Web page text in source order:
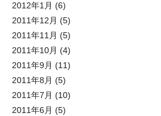
2012年1月 (6)
2011年12月 (5)
2011年11月 (5)
2011年10月 (4)
2011年9月 (11)
2011年8月 (5)
2011年7月 (10)
2011年6月 (5)